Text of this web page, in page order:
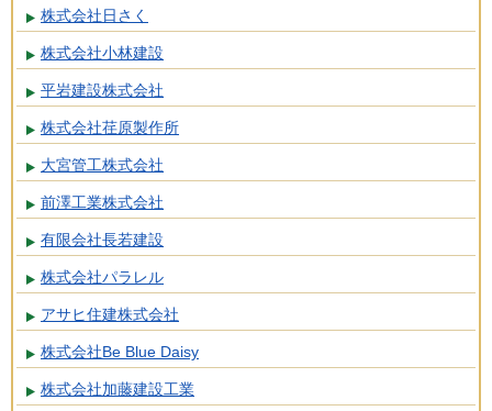
株式会社日さく
株式会社小林建設
平岩建設株式会社
株式会社荏原製作所
大宮管工株式会社
前澤工業株式会社
有限会社長若建設
株式会社パラレル
アサヒ住建株式会社
株式会社Be Blue Daisy
株式会社加藤建設工業